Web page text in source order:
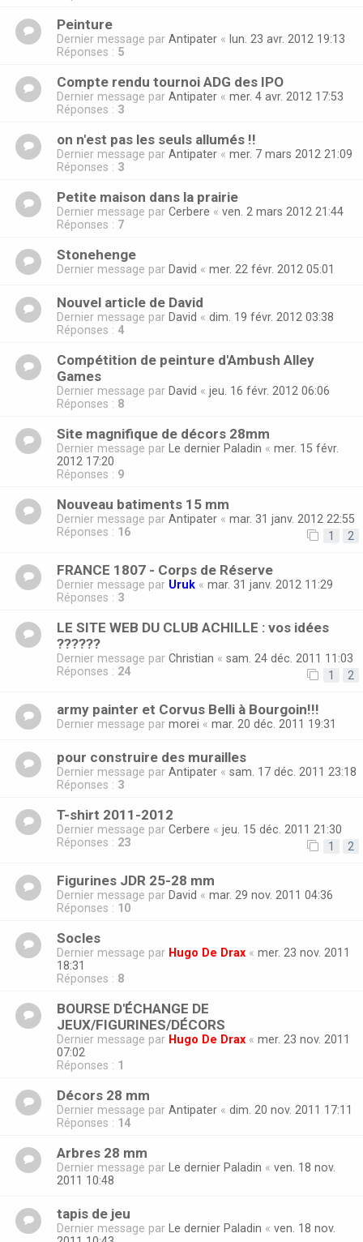
Peinture
Dernier message par Antipater « lun. 23 avr. 2012 19:13
Réponses : 5
Compte rendu tournoi ADG des IPO
Dernier message par Antipater « mer. 4 avr. 2012 17:53
Réponses : 3
on n'est pas les seuls allumés !!
Dernier message par Antipater « mer. 7 mars 2012 21:09
Réponses : 3
Petite maison dans la prairie
Dernier message par Cerbere « ven. 2 mars 2012 21:44
Réponses : 7
Stonehenge
Dernier message par David « mer. 22 févr. 2012 05:01
Nouvel article de David
Dernier message par David « dim. 19 févr. 2012 03:38
Réponses : 4
Compétition de peinture d'Ambush Alley
Games
Dernier message par David « jeu. 16 févr. 2012 06:06
Réponses : 8
Site magnifique de décors 28mm
Dernier message par Le dernier Paladin « mer. 15 févr.
2012 17:20
Réponses : 9
Nouveau batiments 15 mm
Dernier message par Antipater « mar. 31 janv. 2012 22:55
Réponses : 16 1 2
FRANCE 1807 - Corps de Réserve
Dernier message par Uruk « mar. 31 janv. 2012 11:29
Réponses : 3
LE SITE WEB DU CLUB ACHILLE : vos idées
??????
Dernier message par Christian « sam. 24 déc. 2011 11:03
Réponses : 24 1 2
army painter et Corvus Belli à Bourgoin!!!
Dernier message par morei « mar. 20 déc. 2011 19:31
pour construire des murailles
Dernier message par Antipater « sam. 17 déc. 2011 23:18
Réponses : 3
T-shirt 2011-2012
Dernier message par Cerbere « jeu. 15 déc. 2011 21:30
Réponses : 23 1 2
Figurines JDR 25-28 mm
Dernier message par David « mar. 29 nov. 2011 04:36
Réponses : 10
Socles
Dernier message par Hugo De Drax « mer. 23 nov. 2011
18:31
Réponses : 8
BOURSE D'ÉCHANGE DE
JEUX/FIGURINES/DÉCORS
Dernier message par Hugo De Drax « mer. 23 nov. 2011
07:02
Réponses : 1
Décors 28 mm
Dernier message par Antipater « dim. 20 nov. 2011 17:11
Réponses : 14
Arbres 28 mm
Dernier message par Le dernier Paladin « ven. 18 nov.
2011 10:48
tapis de jeu
Dernier message par Le dernier Paladin « ven. 18 nov.